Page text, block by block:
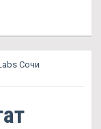
Сочи